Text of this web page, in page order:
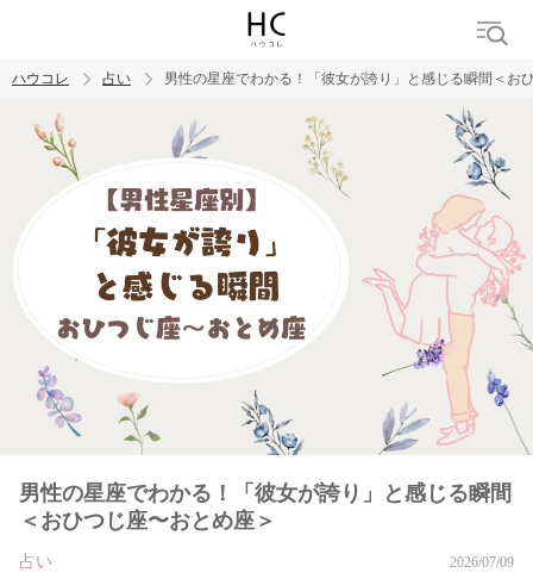
トレンド ワード
ハウコレ 占い 男性の星座でわかる！「彼女が誇り」と感じる瞬間＜お
男性の星座でわかる！「彼女が誇り」と感じる瞬間
＜おひつじ座〜おとめ座＞
占い 2026/07/09